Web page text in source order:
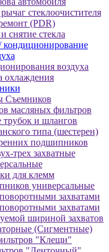
стеклоочистителя
(PDR)
снятие стекла
кондиционирование
воздуха
охлаждения
Съемников
масляных фильтров
трубок и шлангов
типа (шестерен)
подшипников
трех захватные
для клемм
универсальные
захватами
захватами
шириной захватов
(Сигментные)
"Клещи"